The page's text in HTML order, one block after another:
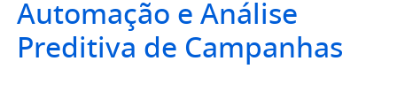
Automação e Análise
Preditiva de Campanhas